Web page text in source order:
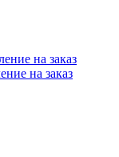
на заказ